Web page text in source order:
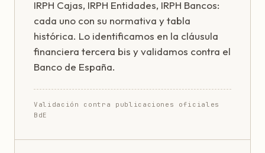
IRPH Cajas, IRPH Entidades, IRPH Bancos:
cada uno con su normativa y tabla
histórica. Lo identificamos en la cláusula
financiera tercera bis y validamos contra el
Banco de España.
Validación contra publicaciones oficiales
BdE